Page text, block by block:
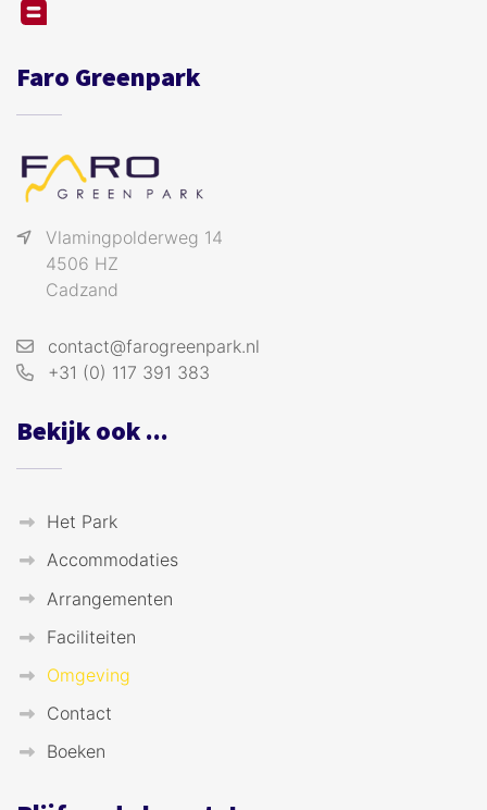
Faro Greenpark
Vlamingpolderweg 14
4506 HZ
Cadzand
contact@farogreenpark.nl
+31 (0) 117 391 383
Bekijk ook ...
Het Park
Accommodaties
Arrangementen
Faciliteiten
Omgeving
Contact
Boeken